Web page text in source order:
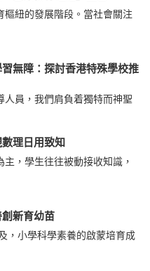
樞紐的發展階段。當社會關注
習無障：探討香港特殊學校推
員，我們肩負着獨特而神聖
理日用致知
，學生往往被動接收知識，
新育幼苗
，小學科學素養的啟蒙培育成